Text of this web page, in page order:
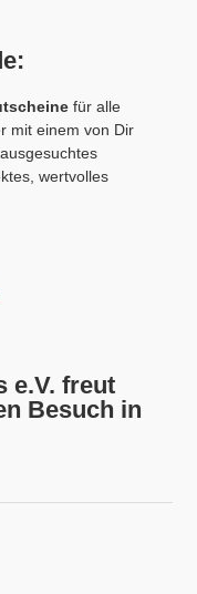
für alle
mit einem von Dir
wertvolles
e.V. freut
Besuch in